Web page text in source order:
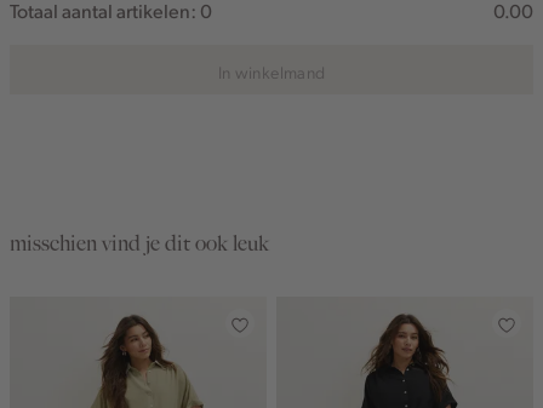
Totaal aantal artikelen: 0 0.00
In winkelmand
misschien vind je dit ook leuk